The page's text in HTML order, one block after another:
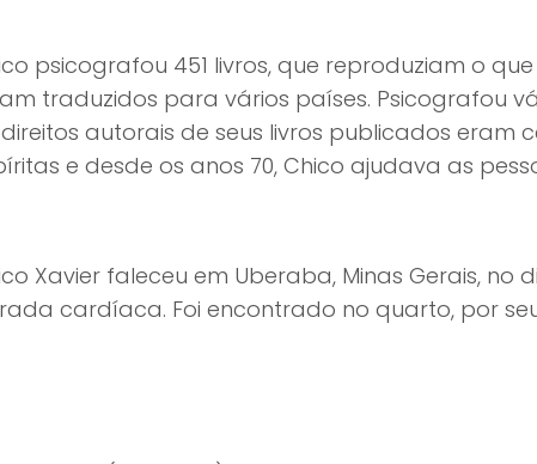
psicografou 451 livros, que reproduziam o
traduzidos para vários países. Psicografou
direitos autorais de seus livros publicados
e desde os anos 70, Chico ajudava as
Xavier faleceu em Uberaba, Minas Gerais, no
cardíaca. Foi encontrado no quarto, por